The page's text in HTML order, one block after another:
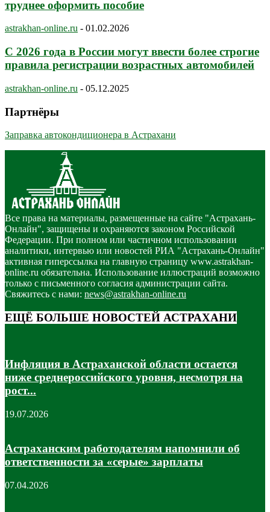
труднее оформить пособие
astrakhan-online.ru - 01.02.2026
С 2026 года в России могут ввести более строгие
правила регистрации возрастных автомобилей
astrakhan-online.ru - 05.12.2025
Партнёры
Заправка автокондиционера в Астрахани
Все права на материалы, размещенные на сайте "Астрахань-
Онлайн", защищены и охраняются законом Российской
Федерации. При полном или частичном использовании
аналитики, интервью или новостей РИА "Астрахань-Онлайн"
активная гиперссылка на главную страницу www.astrakhan-
online.ru обязательна. Использование иллюстраций возможно
только с письменного согласия администрации сайта.
Свяжитесь с нами: news@astrakhan-online.ru
ЕЩЁ БОЛЬШЕ НОВОСТЕЙ АСТРАХАНИ
Инфляция в Астраханской области остается
ниже среднероссийского уровня, несмотря на
рост...
19.07.2026
Астраханским работодателям напомнили об
ответственности за «серые» зарплаты
07.04.2026